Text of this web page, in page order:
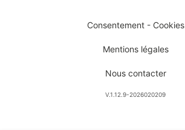
Consentement - Cookies
Mentions légales
Nous contacter
V.1.12.9-2026020209